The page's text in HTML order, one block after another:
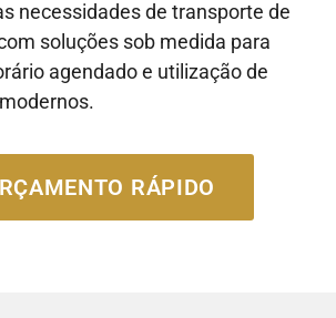
necessidades de transporte de
soluções sob medida para
agendado e utilização de
RÁPIDO